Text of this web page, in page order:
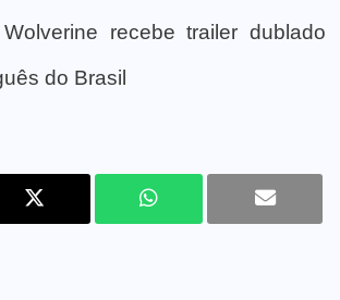
Wolverine recebe trailer dublado
do Brasil